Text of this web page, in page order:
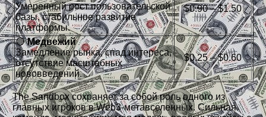
Умеренный рост пользовательской
базы, стабильное развитие
платформы.
$0.90 – $1.50
🔴Медвежий
Замедление рынка, спад интереса,
отсутствие масштабных
нововведений.
$0.25 – $0.60
The Sandbox сохраняет за собой роль одного из
главных игроков в Web3-метавселенных. Сильная